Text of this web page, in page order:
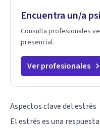
Encuentra un/a
Consulta profesionales
presencial.
Ver profesionales
Aspectos clave del estrés
El estrés es una